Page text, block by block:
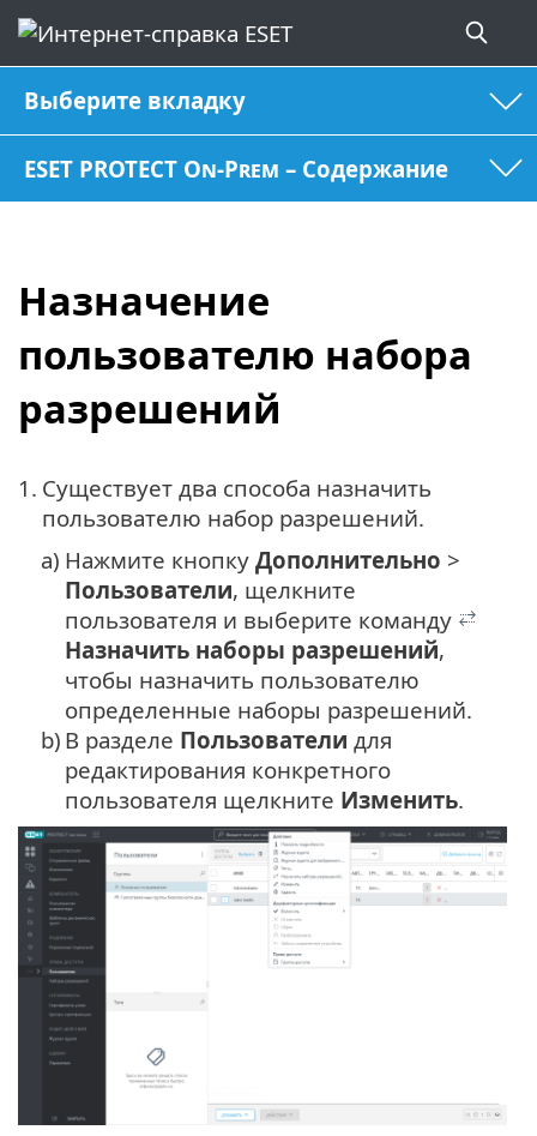
Выберите вкладку
ESET PROTECT On-Prem – Содержание
Назначение
пользователю набора
разрешений
1. Существует два способа назначить
пользователю набор разрешений.
a) Нажмите кнопку Дополнительно >
Пользователи, щелкните
пользователя и выберите команду
Назначить наборы разрешений,
чтобы назначить пользователю
определенные наборы разрешений.
b) В разделе Пользователи для
редактирования конкретного
пользователя щелкните Изменить.